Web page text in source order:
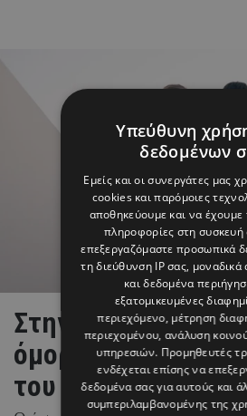
Στην Πάρο
όμορφο κεφάλαιο
του Brahim Díaz
Υπεύθυνη
δεδομένων
Εμείς και οι συνεργάτες μας
cookies και παρόμοιες
αποθηκεύουμε και να
πληροφορίες στη συσκευή
επεξεργαζόμαστε προσωπικά
τη διεύθυνση IP σας, μοναδικά
και δεδομένα
εξατομικευμένες
περιεχόμενο, μέτρηση
περιεχομένου, ανάλυση
υπηρεσιών. Προμηθευτές
ενδέχεται επίσης να
δεδομένα σας για αυτούς και
συμπεριλαμβανομένης της